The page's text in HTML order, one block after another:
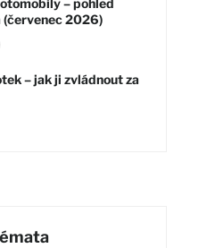
– pohled
2026)
– jak ji zvládnout za